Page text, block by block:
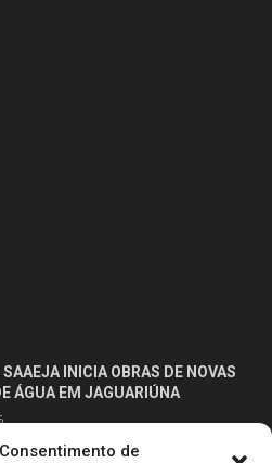
de
INICIA OBRAS DE NOVAS
ÁGUA EM JAGUARIÚNA